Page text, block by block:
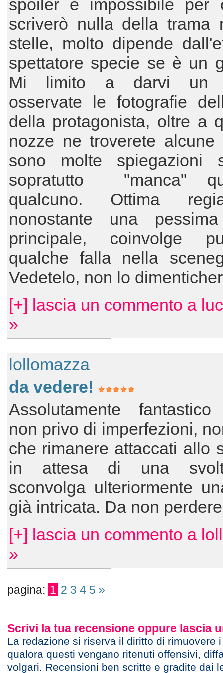
spoiler è impossibile per
scriverò nulla della trama
stelle, molto dipende
spettatore specie se è un
Mi limito a darvi un
osservate le fotografie
della protagonista, oltre a
nozze ne troverete
sono molte spiegazioni
sopratutto "manca"
qualcuno. Ottima
nonostante una
principale, coinvolge
qualche falla nella
Vedetelo, non lo
[+] lascia un commento a
»
lollomazza
da vedere!
Assolutamente fantastico
non privo di imperfezioni,
che rimanere attaccati allo
in attesa di una
sconvolga ulteriormente
già intricata. Da non
[+] lascia un commento a
»
pagina: 1 2 3 4 5 »
Scrivi la tua recensione oppure lascia
La redazione si riserva il diritto di rimuovere
qualora questi vengano ritenuti offensivi,
volgari. Recensioni ben scritte e gradite dai